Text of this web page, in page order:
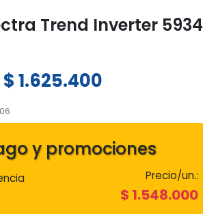
Trend Inverter 5934
$1.625.400
y promociones
Precio/un.:
$ 1.548.000